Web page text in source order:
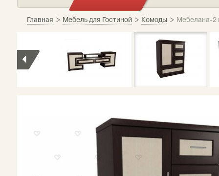
Главная > Мебель для Гостиной > Комоды > Мебелана-2